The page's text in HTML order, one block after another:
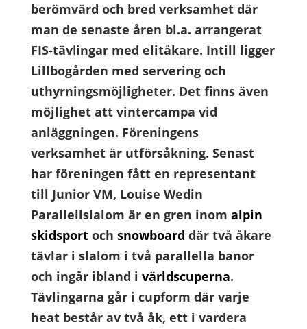
berömvärd och bred verksamhet där
man de senaste åren bl.a. arrangerat
FIS-tävlingar med elitåkare. Intill ligger
Lillbogården med servering och
uthyrningsmöjligheter. Det finns även
möjlighet att vintercampa vid
anläggningen. Föreningens
verksamhet är utförsåkning. Senast
har föreningen fått en representant
till Junior VM, Louise Wedin
Parallellslalom är en gren inom alpin
skidsportoch snowboard där två åkare
tävlar i slalom i två parallella banor
och ingår ibland i världscuperna.
Tävlingarna går i cupform där varje
heat består av två åk, ett i vardera